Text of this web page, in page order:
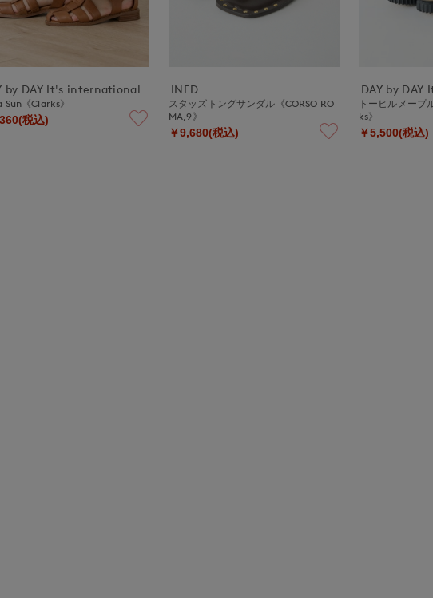
by DAY It's international
Sun《Clarks》
税込)
INED
スタッズトングサンダル《CORSO RO
MA,9》
￥9,680(税込)
DAY by
トーヒルメー
ks》
￥5,500(税込)